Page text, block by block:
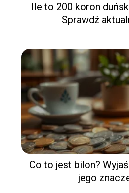
Ile to 200 koron
Sprawdź
Co to jest bilon?
jego